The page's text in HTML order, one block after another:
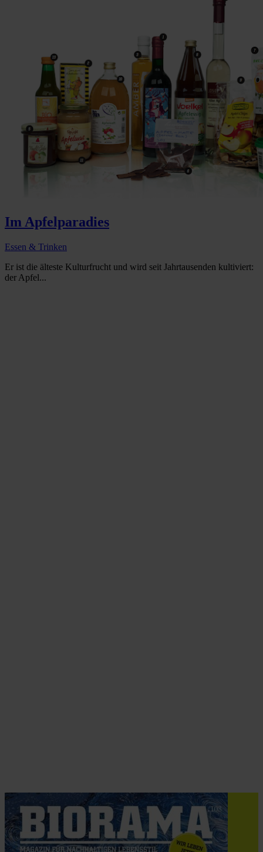
Im Apfelparadies
Essen & Trinken
Er ist die älteste Kulturfrucht und wird seit Jahrtausenden kultiviert:
der Apfel...